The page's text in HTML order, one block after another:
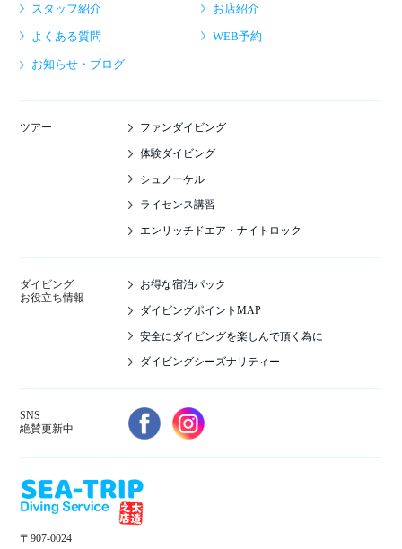
スタッフ紹介 お店紹介
よくある質問 WEB予約
お知らせ・ブログ
ツアー ファンダイビング
体験ダイビング
シュノーケル
ライセンス講習
エンリッチドエア・ナイトロック
ダイビング
お役立ち情報
お得な宿泊パック
ダイビングポイントMAP
安全にダイビングを楽しんで頂く為に
ダイビングシーズナリティー
SNS
絶賛更新中
〒907-0024